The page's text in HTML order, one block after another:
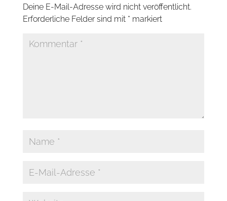
Deine E-Mail-Adresse wird nicht veröffentlicht.
Erforderliche Felder sind mit * markiert